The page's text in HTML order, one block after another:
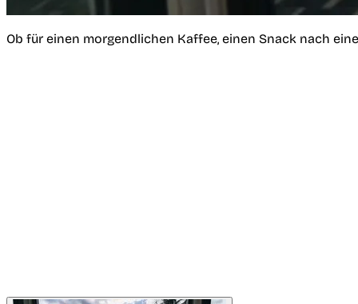
Ob für einen morgendlichen Kaffee, einen Snack nach